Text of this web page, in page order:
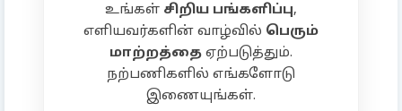
உங்கள் சிறிய பங்களிப்பு,
எளியவர்களின் வாழ்வில் பெரும்
மாற்றத்தை ஏற்படுத்தும்.
நற்பணிகளில் எங்களோடு
இணையுங்கள்.